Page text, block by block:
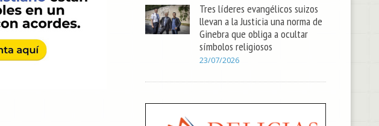
Tres líderes evangélicos suizos
llevan a la Justicia una norma de
Ginebra que obliga a ocultar
símbolos religiosos
23/07/2026